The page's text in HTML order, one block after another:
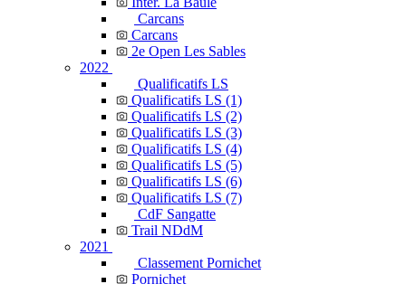
Carcans
Carcans
2e Open Les Sables
2022
Qualificatifs LS
Qualificatifs LS (1)
Qualificatifs LS (2)
Qualificatifs LS (3)
Qualificatifs LS (4)
Qualificatifs LS (5)
Qualificatifs LS (6)
Qualificatifs LS (7)
CdF Sangatte
Trail NDdM
2021
Classement Pornichet
Pornichet